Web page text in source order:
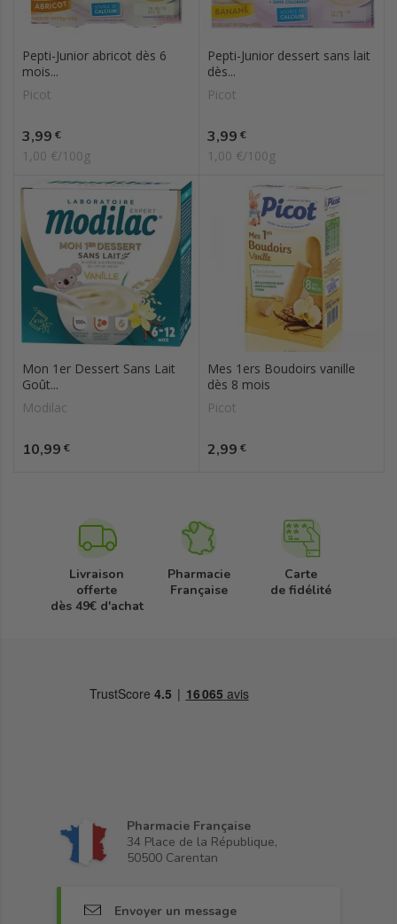
Pepti-Junior abricot dès 6
mois...
Picot
Prix
3,99 €
1,00 €/100g
Pepti-Junior dessert sans lait
dès...
Picot
Prix
3,99 €
1,00 €/100g
Mon 1er Dessert Sans Lait
Goût...
Modilac
Prix
10,99 €
Mes 1ers Boudoirs vanille
dès 8 mois
Picot
Prix
2,99 €
Livraison
offerte
dès 49€ d'achat
Pharmacie
Française
Carte
de fidélité
Pharmacie Française
34 Place de la République,
50500 Carentan
Envoyer un message